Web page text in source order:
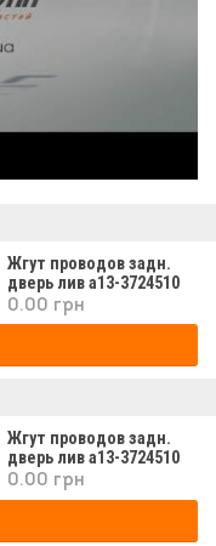
Жгут проводов задн.
дверь лив а13-3724510
0.00 грн
Жгут проводов задн.
дверь лив а13-3724510
0.00 грн